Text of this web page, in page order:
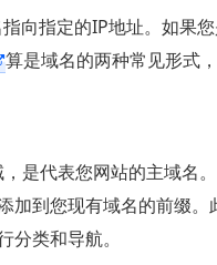
向指定的IP地址。如果
算是域名的两种常见形式
是代表您网站的主域名
加到您现有域名的前缀
类和导航。